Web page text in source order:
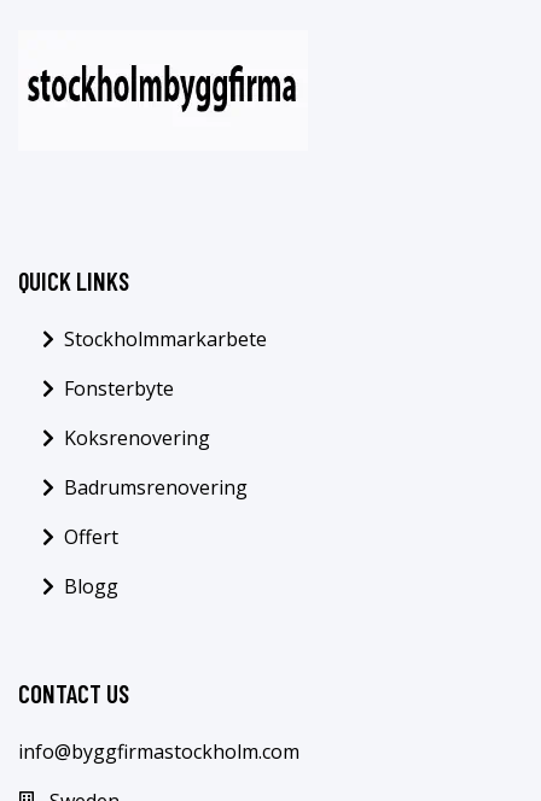
QUICK LINKS
Stockholmmarkarbete
Fonsterbyte
Koksrenovering
Badrumsrenovering
Offert
Blogg
CONTACT US
info@byggfirmastockholm.com